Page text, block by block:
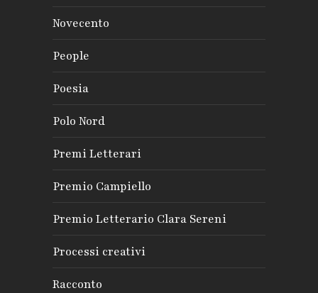
Novecento
People
Poesia
Polo Nord
Premi Letterari
Premio Campiello
Premio Letterario Clara Sereni
Processi creativi
Racconto